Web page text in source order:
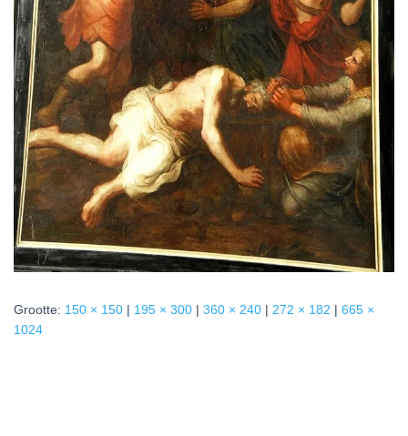
Grootte: 150 × 150 | 195 × 300 | 360 × 240 | 272 × 182 | 665 ×
1024